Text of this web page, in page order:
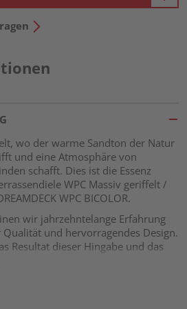
wo der warme Sandton der Natur
und eine Atmosphäre von
schafft. Dies ist die Essenz
WPC Massiv geriffelt /
WPC BICOLOR.
wir jahrzehntelange Erfahrung
und hervorragendes Design.
Resultat dieser Hingabe und das
aus Holz und Kunststoff.
eine außergewöhnliche